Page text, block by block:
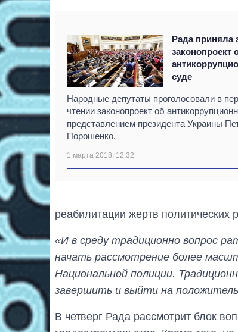
Рада приняла
законопроект
суде
Народные депутаты проголосовали в
чтении законопроект об
представлением президента Украины
Порошенко.
1 марта 2018, 12:32
реабилитации жертв политических
«И в среду традиционно вопрос
начать рассмотрение более
Национальной полиции.
завершить и выйти на
В четверг Рада рассмотрит блок